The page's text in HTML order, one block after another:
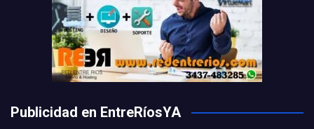
Publicidad en EntreRíosYA